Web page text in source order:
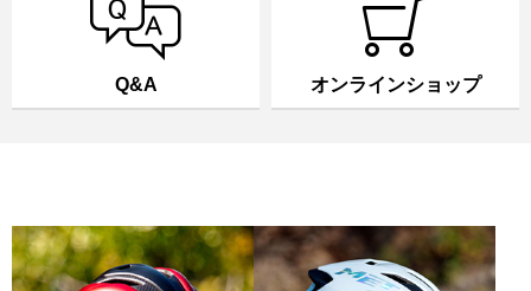
Q&A オンラインショップ